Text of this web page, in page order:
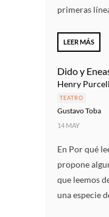
primeras
LEER MÁS
Dido y
Henry
TEATRO
Gustavo Toba
14 MAY
En Por qué
propone
que leemos
una especie